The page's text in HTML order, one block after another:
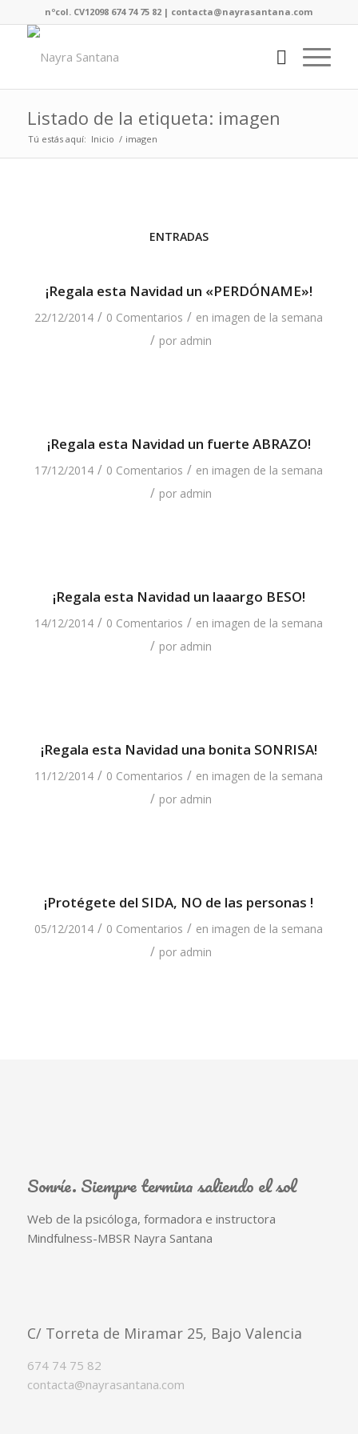
nºcol. CV12098 674 74 75 82 | contacta@nayrasantana.com
Listado de la etiqueta: imagen
Tú estás aquí: Inicio / imagen
ENTRADAS
¡Regala esta Navidad un «PERDÓNAME»!
22/12/2014 / 0 Comentarios / en imagen de la semana
/ por admin
¡Regala esta Navidad un fuerte ABRAZO!
17/12/2014 / 0 Comentarios / en imagen de la semana
/ por admin
¡Regala esta Navidad un laaargo BESO!
14/12/2014 / 0 Comentarios / en imagen de la semana
/ por admin
¡Regala esta Navidad una bonita SONRISA!
11/12/2014 / 0 Comentarios / en imagen de la semana
/ por admin
¡Protégete del SIDA, NO de las personas !
05/12/2014 / 0 Comentarios / en imagen de la semana
/ por admin
Sonríe. Siempre termina saliendo el sol
Web de la psicóloga, formadora e instructora
Mindfulness-MBSR Nayra Santana
C/ Torreta de Miramar 25, Bajo Valencia
674 74 75 82
contacta@nayrasantana.com